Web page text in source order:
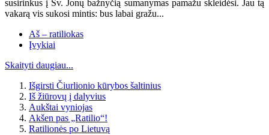
susirinkus į Šv. Jonų bažnyčią sumanymas pamažu skleidėsi. Jau tą
vakarą vis sukosi mintis: bus labai gražu...
Aš – ratiliokas
Įvykiai
Skaityti daugiau...
Išgirsti Čiurlionio kūrybos šaltinius
Iš žiūrovų į dalyvius
Aukštai vyniojas
Akšen pas „Ratilio“!
Ratilionės po Lietuvą